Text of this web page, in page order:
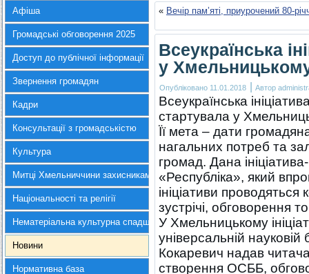
Афіша
Громадські обговорення 2025
Доступ до публічної інформації
Звернення громадян
Кадри
Консультації з громадськістю
Культура
Митці Хмельниччини захисникам України
Національності та релігії
Нематеріальна культурна спадщина
Новини
Нормативна база
« Вечір пам’яті, приурочений 80-
Всеукраїнська
у
Опубліковано 11.01.2018 | Автор
Всеукраїнська
стартувала у
Її мета – дати
нагальних потреб та
громад. Дана
«Республіка», який
ініціативи проводяться
зустрічі, обговорення
У Хмельницькому
універсальній
Кокаревич надав
створення ОСББ,